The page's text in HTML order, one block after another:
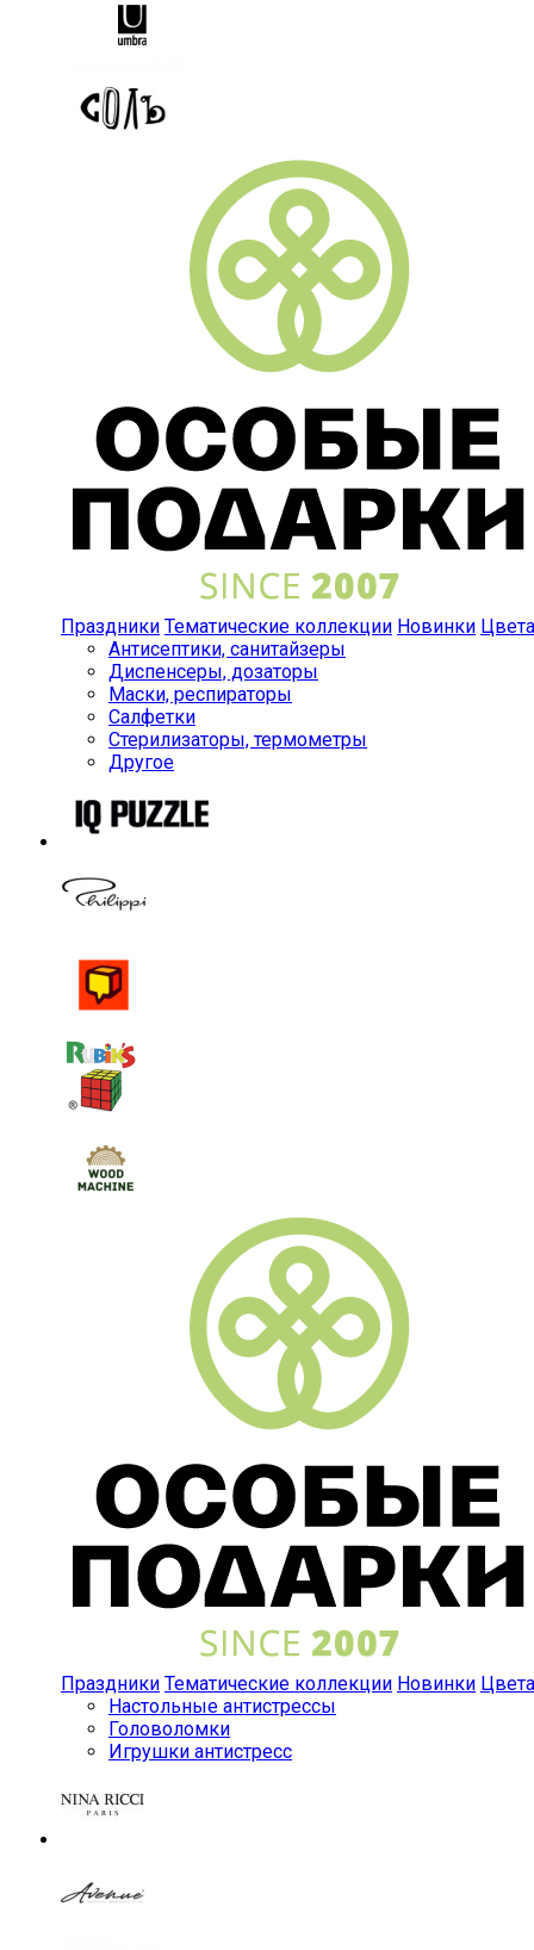
Праздники Тематические коллекции Новинки Цвета
Антисептики, санитайзеры
Диспенсеры, дозаторы
Маски, респираторы
Салфетки
Стерилизаторы, термометры
Другое
Праздники Тематические коллекции Новинки Цвета
Настольные антистрессы
Головоломки
Игрушки антистресс